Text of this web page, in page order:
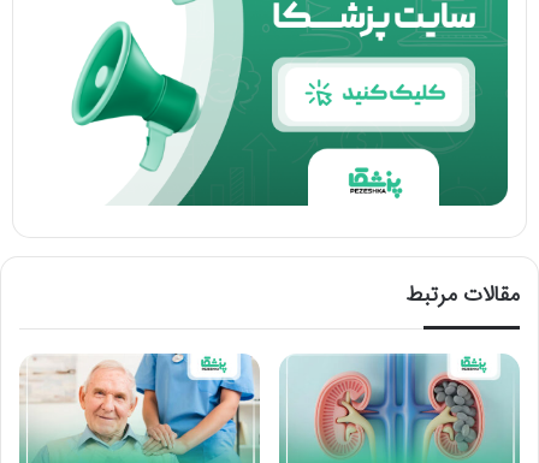
مقالات مرتبط